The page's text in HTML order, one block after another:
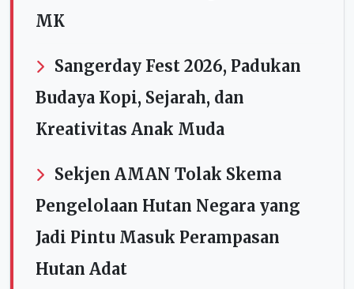
MK
Sangerday Fest 2026, Padukan
Budaya Kopi, Sejarah, dan
Kreativitas Anak Muda
Sekjen AMAN Tolak Skema
Pengelolaan Hutan Negara yang
Jadi Pintu Masuk Perampasan
Hutan Adat